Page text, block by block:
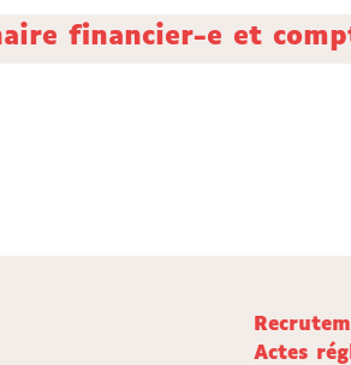
financier-e et
Actes